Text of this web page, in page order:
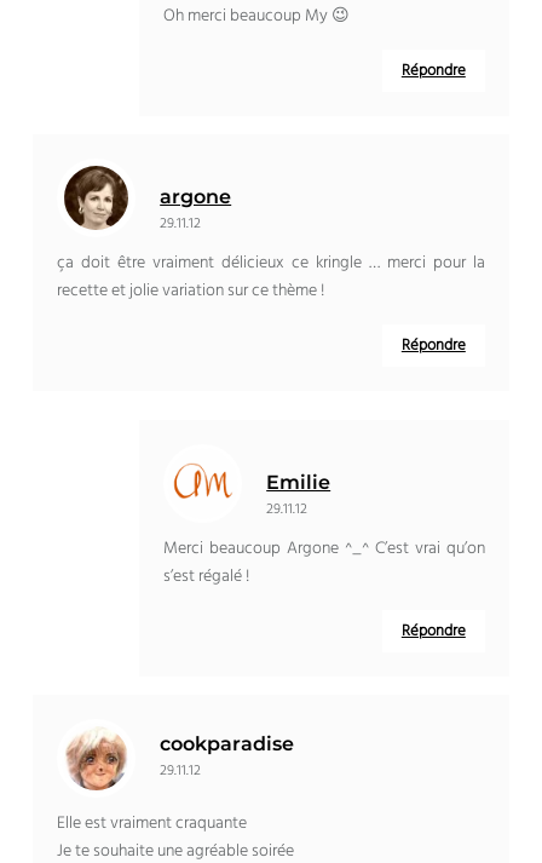
Oh merci beaucoup My 😉
Répondre
argone
29.11.12
ça doit être vraiment délicieux ce kringle … merci pour la
recette et jolie variation sur ce thème !
Répondre
Emilie
29.11.12
Merci beaucoup Argone ^_^ C’est vrai qu’on
s’est régalé !
Répondre
cookparadise
29.11.12
Elle est vraiment craquante
Je te souhaite une agréable soirée